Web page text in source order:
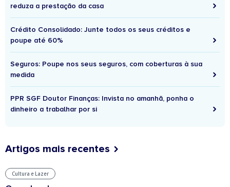
reduza a prestação da casa
Crédito Consolidado: Junte todos os seus créditos e
poupe até 60%
Seguros: Poupe nos seus seguros, com coberturas à sua
medida
PPR SGF Doutor Finanças: Invista no amanhã, ponha o
dinheiro a trabalhar por si
Artigos mais recentes
Cultura e Lazer